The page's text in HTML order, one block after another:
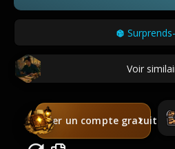
Voir
Créer un compte gratuit